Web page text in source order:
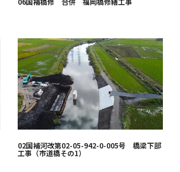
02国補河改第02-05-942-0-005号 橋梁下部
工事（市道橋その1）